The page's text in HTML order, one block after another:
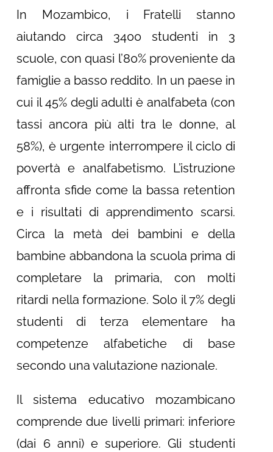
In Mozambico, i Fratelli stanno
aiutando circa 3400 studenti in 3
scuole, con quasi l’80% proveniente da
famiglie a basso reddito. In un paese in
cui il 45% degli adulti è analfabeta (con
tassi ancora più alti tra le donne, al
58%), è urgente interrompere il ciclo di
povertà e analfabetismo. L’istruzione
affronta sfide come la bassa retention
e i risultati di apprendimento scarsi.
Circa la metà dei bambini e della
bambine abbandona la scuola prima di
completare la primaria, con molti
ritardi nella formazione. Solo il 7% degli
studenti di terza elementare ha
competenze alfabetiche di base
secondo una valutazione nazionale.
Il sistema educativo mozambicano
comprende due livelli primari: inferiore
(dai 6 anni) e superiore. Gli studenti